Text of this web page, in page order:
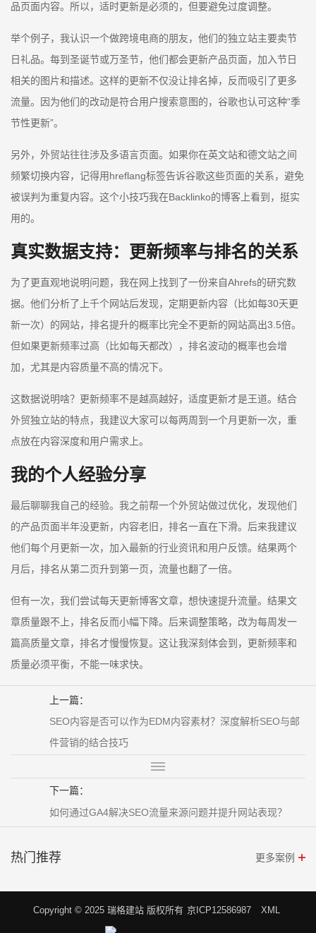
品页面内容。所以，适时更新是必须的，但要避免过度调整。
举个例子，我认识一个做跨境电商的朋友，他们的独立站主要卖节
日礼品。每到圣诞节或万圣节，他们都会更新产品页面，加入节日
相关的图片和描述。这样的更新不仅没让排名掉，反而吸引了更多
流量。因为他们的改动是符合用户搜索意图的，谷歌也认可这种“季
节性更新”。
另外，外贸站往往涉及多语言页面。如果你在英文站和德文站之间
频繁切换内容，记得用hreflang标签告诉谷歌这些页面的关系，避免
被误判为重复内容。这个小技巧我在Backlinko的博客上看到，挺实
用的。
真实数据支持：更新频率与排名的关系
为了更直观地说明问题，我在网上找到了一份来自Ahrefs的研究数
据。他们分析了上千个网站后发现，定期更新内容（比如每30天更
新一次）的网站，排名提升的概率比完全不更新的网站高出3.5倍。
但如果更新频率过高（比如每天都改），排名波动的概率也会增
加，尤其是内容质量不高的情况下。
这数据说明啥？更新频率不是越高越好，适度更新才是王道。结合
外贸独立站的特点，我建议大家可以每两周到一个月更新一次，重
点放在内容深度和用户需求上。
我的个人经验分享
最后聊聊我自己的经验。我之前帮一个外贸站做过优化，发现他们
的产品页面半年没更新，内容老旧，排名一直在下滑。后来我建议
他们每个月更新一次，加入最新的行业资讯和用户反馈。结果两个
月后，排名从第二页升到第一页，流量也翻了一倍。
但有一次，我们尝试每天更新博客文章，想快速提升流量。结果文
章质量跟不上，排名反而小幅下降。后来调整策略，改为每周发一
篇高质量文章，排名才慢慢恢复。这让我深刻体会到，更新频率和
质量必须平衡，不能一味求快。
上一篇：
SEO内容是否可以作为EDM内容素材？深度解析SEO与邮
件营销的结合技巧
下一篇：
如何通过GA4解决SEO流量来源问题并提升网站表现？
热门推荐 更多案例
Copyright © 2025 瑞格建站 版权所有 京ICP12586987 XML